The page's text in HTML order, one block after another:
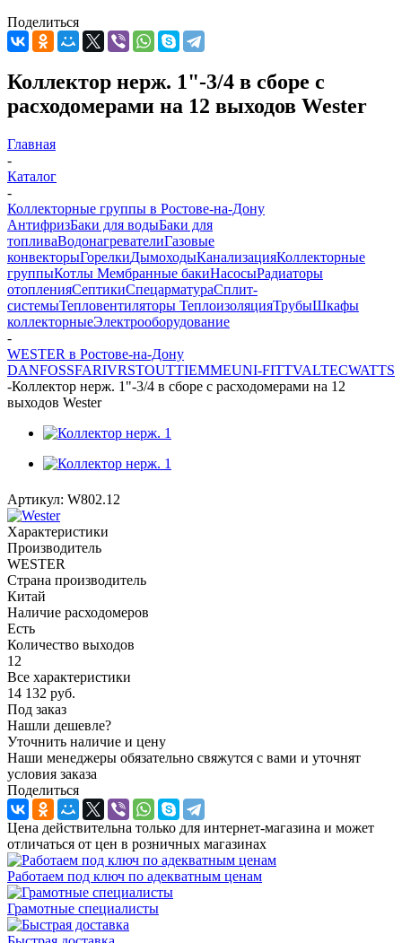
Поделиться
Коллектор нерж. 1"-3/4 в сборе с
расходомерами на 12 выходов Wester
Главная
-
Каталог
-
Коллекторные группы в Ростове-на-Дону
АнтифризБаки для водыБаки для
топливаВодонагревателиГазовые
конвекторыГорелкиДымоходыКанализацияКоллекторные
группыКотлы Мембранные бакиНасосыРадиаторы
отопленияСептикиСпецарматураСплит-
системыТепловентиляторы ТеплоизоляцияТрубыШкафы
коллекторныеЭлектрооборудование
-
WESTER в Ростове-на-Дону
DANFOSSFARIVRSTOUTTIEMMEUNI-FITTVALTECWATTS
-Коллектор нерж. 1"-3/4 в сборе с расходомерами на 12
выходов Wester
Артикул: W802.12
Характеристики
Производитель
WESTER
Страна производитель
Китай
Наличие расходомеров
Есть
Количество выходов
12
Все характеристики
14 132 руб.
Под заказ
Нашли дешевле?
Уточнить наличие и цену
Наши менеджеры обязательно свяжутся с вами и уточнят
условия заказа
Поделиться
Цена действительна только для интернет-магазина и может
отличаться от цен в розничных магазинах
Работаем под ключ по адекватным ценам
Грамотные специалисты